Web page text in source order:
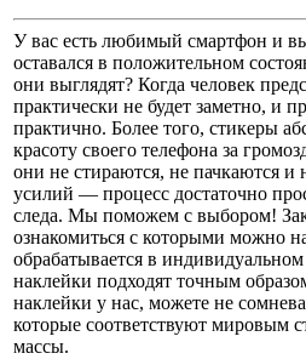
У вас есть любимый смартфон и
оставался в положительном
они выглядят? Когда человек
практически не будет заметно, и
практично. Более того, стикеры
красоту своего телефона за
они не стираются, не пачкаются
усилий — процесс достаточно
следа. Мы поможем с выбором!
ознакомиться с которыми можно
обрабатывается в
наклейки подходят точным
наклейки у нас, можете не
которые соответствуют мировым
массы.